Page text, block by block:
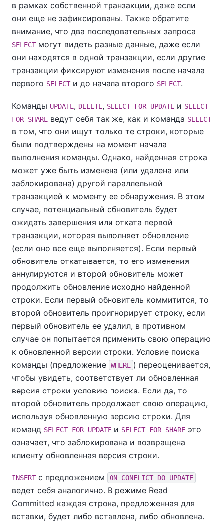
в рамках собственной транзакции, даже если
они еще не зафиксированы. Также обратите
внимание, что два последовательных запроса
SELECTмогут видеть разные данные, даже если
они находятся в одной транзакции, если другие
транзакции фиксируют изменения после начала
первого SELECTи до начала второго SELECT.
Команды UPDATE, DELETE, SELECT FOR UPDATE и SELECT
FOR SHARE ведут себя так же, как и команда SELECT
в том, что они ищут только те строки, которые
были подтверждены на момент начала
выполнения команды. Однако, найденная строка
может уже быть изменена (или удалена или
заблокирована) другой параллельной
транзакцией к моменту ее обнаружения. В этом
случае, потенциальный обновитель будет
ожидать завершения или отката первой
транзакции, которая выполняет обновление
(если оно все еще выполняется). Если первый
обновитель откатывается, то его изменения
аннулируются и второй обновитель может
продолжить обновление исходно найденной
строки. Если первый обновитель коммитится, то
второй обновитель проигнорирует строку, если
первый обновитель ее удалил, в противном
случае он попытается применить свою операцию
к обновленной версии строки. Условие поиска
команды (предложение
WHERE ) переоценивается,
чтобы увидеть, соответствует ли обновленная
версия строки условию поиска. Если да, то
второй обновитель продолжает свою операцию,
используя обновленную версию строки. Для
команд SELECT FOR UPDATE и SELECT FOR SHARE это
означает, что заблокирована и возвращена
клиенту обновленная версия строки.
INSERTс предложением ON CONFLICT DO UPDATE
ведет себя аналогично. В режиме Read
Committed каждая строка, предложенная для
вставки, будет либо вставлена, либо обновлена.